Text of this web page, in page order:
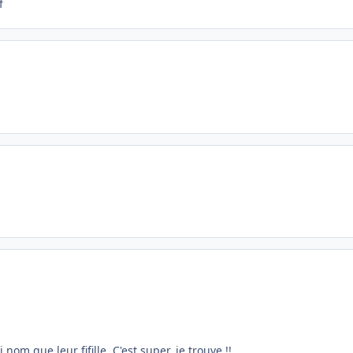
que leur fifille. C'est super, je trouve !!